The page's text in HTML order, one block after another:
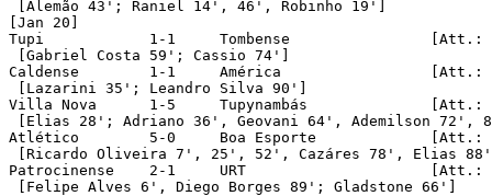
[Alemão 43'; Raniel 14', 46', Robinho 19']
[Jan 20]
Tupi		1-1	Tombense		[Att.: 1,235]
[Gabriel Costa 59'; Cassio 74']
Caldense	1-1	América			[Att.: 1,912]
[Lazarini 35'; Leandro Silva 90']
Villa Nova	1-5	Tupynambás		[Att.: 1,895]
[Elias 28'; Adriano 36', Geovani 64', Ademilson 72',
Atlético	5-0	Boa Esporte		[Att.: 21,053]
[Ricardo Oliveira 7', 25', 52', Cazáres 78', Elias
Patrocinense	2-1	URT			[Att.: 2,963]
[Felipe Alves 6', Diego Borges 89'; Gladstone 66']